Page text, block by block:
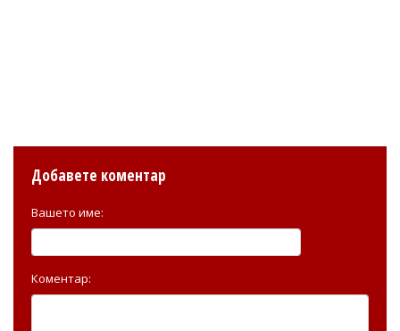
Добавете коментар
Вашето име:
Коментар: